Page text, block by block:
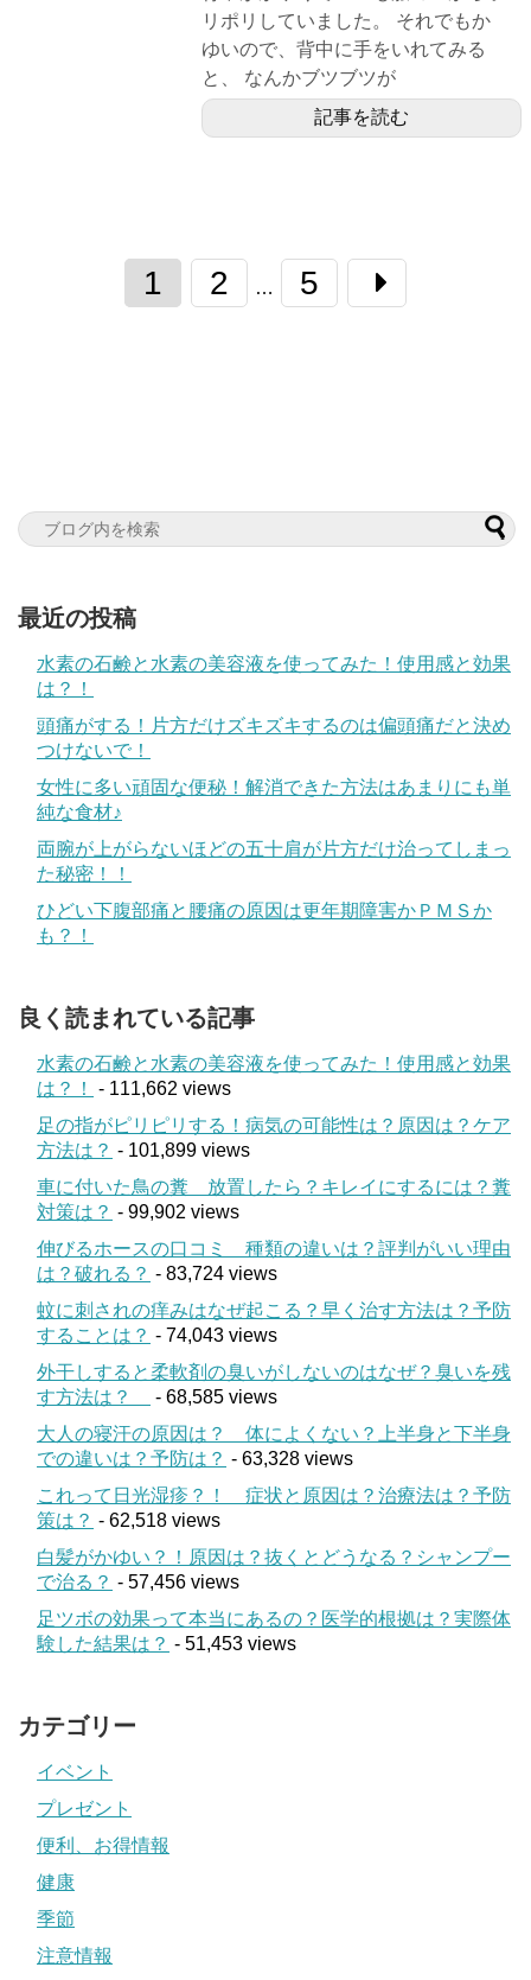
リポリしていました。 それでもか
ゆいので、背中に手をいれてみる
と、 なんかブツブツが
記事を読む
1 2 … 5
最近の投稿
水素の石鹸と水素の美容液を使ってみた！使用感と効果
は？！
頭痛がする！片方だけズキズキするのは偏頭痛だと決め
つけないで！
女性に多い頑固な便秘！解消できた方法はあまりにも単
純な食材♪
両腕が上がらないほどの五十肩が片方だけ治ってしまっ
た秘密！！
ひどい下腹部痛と腰痛の原因は更年期障害かＰＭＳか
も？！
良く読まれている記事
水素の石鹸と水素の美容液を使ってみた！使用感と効果
は？！
- 111,662 views
足の指がピリピリする！病気の可能性は？原因は？ケア
方法は？ - 101,899 views
車に付いた鳥の糞 放置したら？キレイにするには？糞
対策は？ - 99,902 views
伸びるホースの口コミ 種類の違いは？評判がいい理由
は？破れる？ - 83,724 views
蚊に刺されの痒みはなぜ起こる？早く治す方法は？予防
することは？ - 74,043 views
外干しすると柔軟剤の臭いがしないのはなぜ？臭いを残
す方法は？
- 68,585 views
大人の寝汗の原因は？ 体によくない？上半身と下半身
での違いは？予防は？ - 63,328 views
これって日光湿疹？！ 症状と原因は？治療法は？予防
策は？ - 62,518 views
白髪がかゆい？！原因は？抜くとどうなる？シャンプー
で治る？ - 57,456 views
足ツボの効果って本当にあるの？医学的根拠は？実際体
験した結果は？ - 51,453 views
カテゴリー
イベント
プレゼント
便利、お得情報
健康
季節
注意情報